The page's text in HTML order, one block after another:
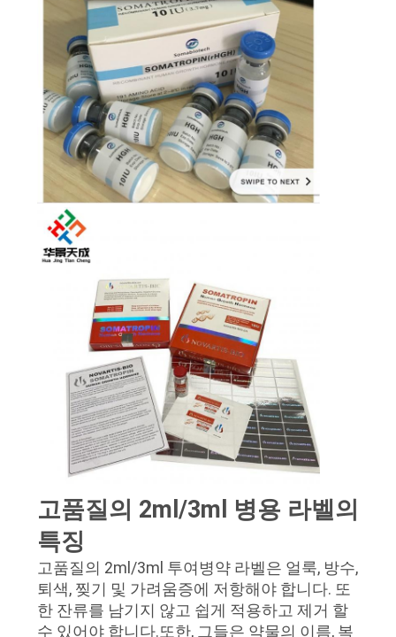
PRIVACY
POLICY
고품질의 2ml/3ml 병용 라벨의
특징
고품질의 2ml/3ml 투여병약 라벨은 얼룩, 방수,
퇴색, 찢기 및 가려움증에 저항해야 합니다. 또
한 잔류를 남기지 않고 쉽게 적용하고 제거 할
수 있어야 합니다.또한, 그들은 약물의 이름, 복